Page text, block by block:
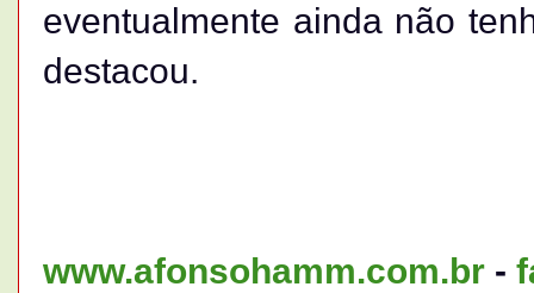
eventualmente ainda não
destacou.
www.afonsohamm.com.br -